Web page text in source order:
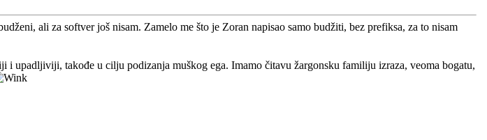
ali za softver još nisam. Zamelo me što je Zoran napisao samo budžiti, bez prefiksa, za to nisam
i upadljiviji, takođe u cilju podizanja muškog ega. Imamo čitavu žargonsku familiju izraza, veoma bogatu,